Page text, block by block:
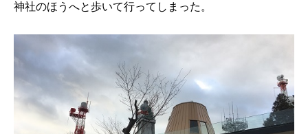
神社のほうへと歩いて行ってしまった。